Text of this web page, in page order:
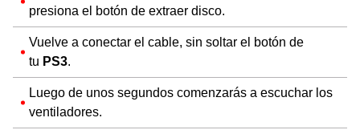
presiona el botón de extraer disco.
Vuelve a conectar el cable, sin soltar el botón de
tu PS3.
Luego de unos segundos comenzarás a escuchar los
ventiladores.